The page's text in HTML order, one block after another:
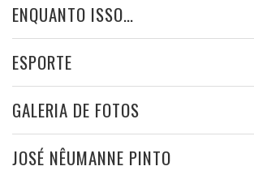
ENQUANTO ISSO…
ESPORTE
GALERIA DE FOTOS
JOSÉ NÊUMANNE PINTO